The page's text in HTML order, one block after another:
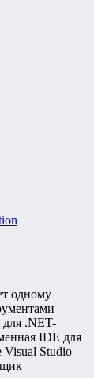
одному
для .NET-
IDE для
Visual Studio